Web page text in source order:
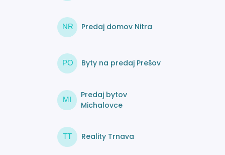
NR Predaj domov Nitra
PO Byty na predaj Prešov
MI
Predaj bytov
Michalovce
TT Reality Trnava